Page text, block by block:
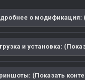
о модификация:
и установка:
(Показать